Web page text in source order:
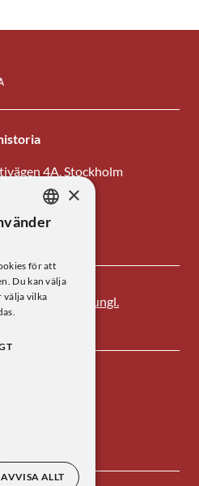
4A, Stockholm
är ett av
Kungl.
SWEDISH
×
för att
Du kan välja
välja vilka
AVVISA ALLT